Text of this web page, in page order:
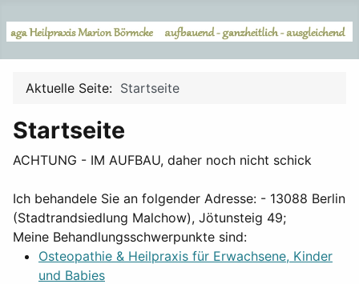
Aktuelle Seite: Startseite
Startseite
ACHTUNG - IM AUFBAU, daher noch nicht schick
Ich behandele Sie an folgender Adresse: - 13088 Berlin
(Stadtrandsiedlung Malchow), Jötunsteig 49;
Meine Behandlungsschwerpunkte sind:
Osteopathie & Heilpraxis für Erwachsene, Kinder
und Babies